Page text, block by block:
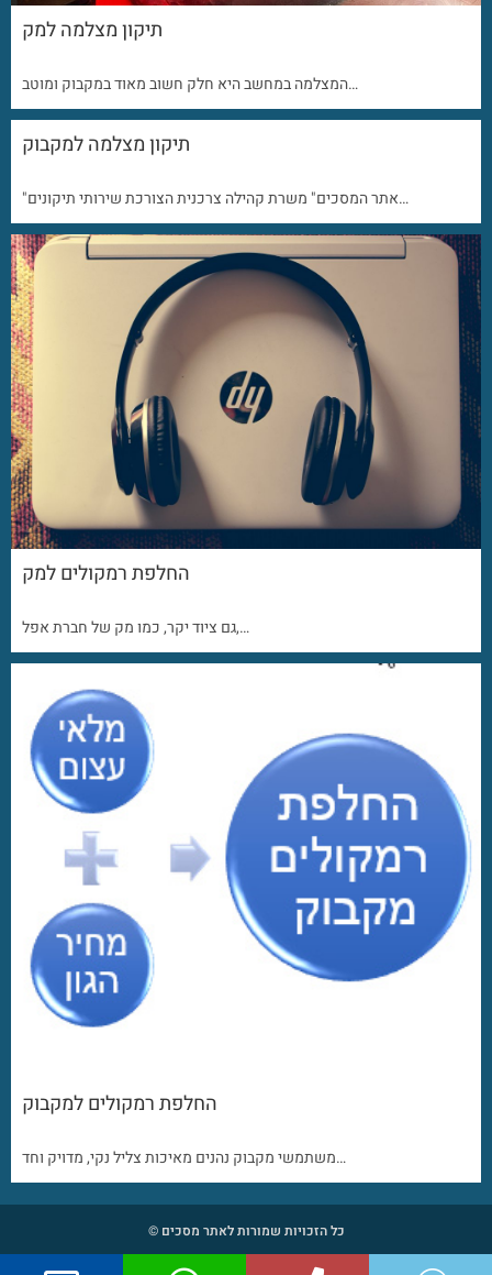
תיקון מצלמה למק
המצלמה במחשב היא חלק חשוב מאוד במקבוק ומוטב…
תיקון מצלמה למקבוק
"אתר המסכים" משרת קהילה צרכנית הצורכת שירותי תיקונים…
החלפת רמקולים למק
גם ציוד יקר, כמו מק של חברת אפל,…
החלפת רמקולים למקבוק
משתמשי מקבוק נהנים מאיכות צליל נקי, מדויק וחד…
כל הזכויות שמורות לאתר מסכים ©